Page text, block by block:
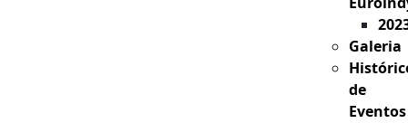
Galeria
de
Eventos